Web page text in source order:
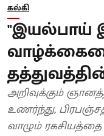
கல்கி
"இயல்பாய்
அறிவுக்கும்
உணர்ந்து,
வாழும்